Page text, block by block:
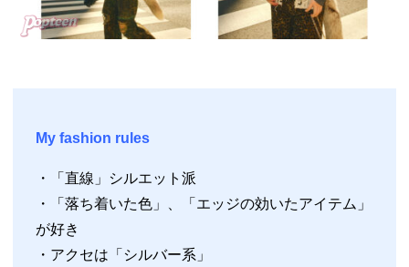
My fashion rules
・「直線」シルエット派
・「落ち着いた色」、「エッジの効いたアイテム」
が好き
・アクセは「シルバー系」